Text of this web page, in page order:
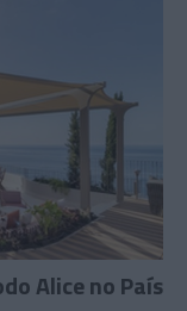
Alice no País